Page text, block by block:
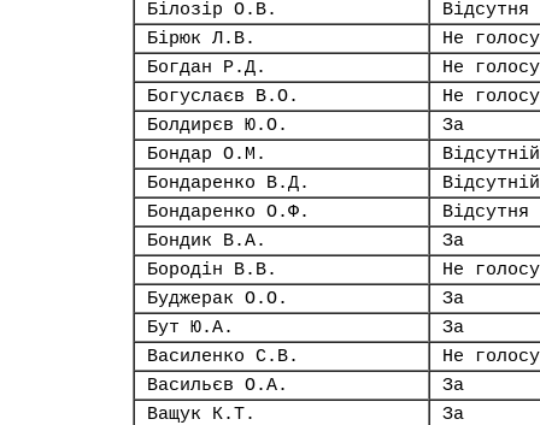
Білозір О.В.
Відсутня
Бірюк Л.В.
Не
Богдан Р.Д.
Не
Богуслаєв В.О.
Не
Болдирєв Ю.О.
За
Бондар О.М.
Відсутній
Бондаренко В.Д.
Відсутній
Бондаренко О.Ф.
Відсутня
Бондик В.А.
За
Бородін В.В.
Не
Буджерак О.О.
За
Бут Ю.А.
За
Василенко С.В.
Не
Васильєв О.А.
За
Ващук К.Т.
За